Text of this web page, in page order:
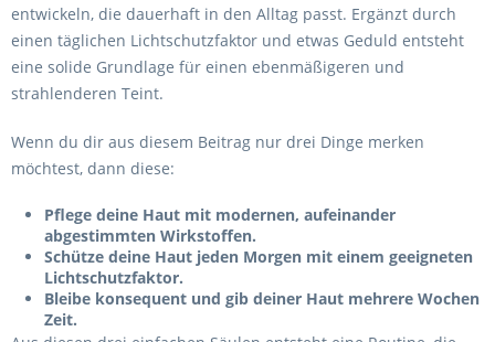
entwickeln, die dauerhaft in den Alltag passt. Ergänzt durch
einen täglichen Lichtschutzfaktor und etwas Geduld entsteht
eine solide Grundlage für einen ebenmäßigeren und
strahlenderen Teint.
Wenn du dir aus diesem Beitrag nur drei Dinge merken
möchtest, dann diese:
Pflege deine Haut mit modernen, aufeinander
abgestimmten Wirkstoffen.
Schütze deine Haut jeden Morgen mit einem geeigneten
Lichtschutzfaktor.
Bleibe konsequent und gib deiner Haut mehrere Wochen
Zeit.